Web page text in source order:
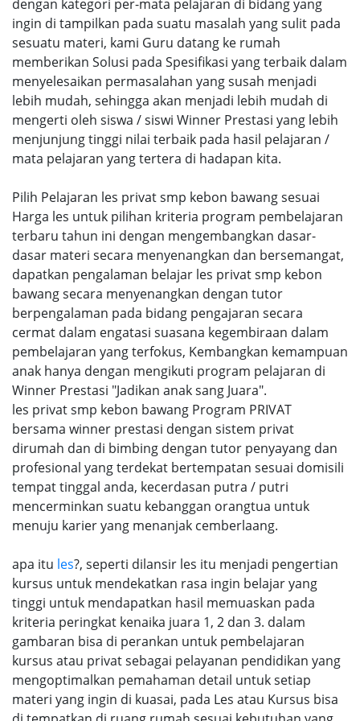
dengan kategori per-mata pelajaran di bidang yang
ingin di tampilkan pada suatu masalah yang sulit pada
sesuatu materi, kami Guru datang ke rumah
memberikan Solusi pada Spesifikasi yang terbaik dalam
menyelesaikan permasalahan yang susah menjadi
lebih mudah, sehingga akan menjadi lebih mudah di
mengerti oleh siswa / siswi Winner Prestasi yang lebih
menjunjung tinggi nilai terbaik pada hasil pelajaran /
mata pelajaran yang tertera di hadapan kita.
Pilih Pelajaran les privat smp kebon bawang sesuai
Harga les untuk pilihan kriteria program pembelajaran
terbaru tahun ini dengan mengembangkan dasar-
dasar materi secara menyenangkan dan bersemangat,
dapatkan pengalaman belajar les privat smp kebon
bawang secara menyenangkan dengan tutor
berpengalaman pada bidang pengajaran secara
cermat dalam engatasi suasana kegembiraan dalam
pembelajaran yang terfokus, Kembangkan kemampuan
anak hanya dengan mengikuti program pelajaran di
Winner Prestasi "Jadikan anak sang Juara".
les privat smp kebon bawang Program PRIVAT
bersama winner prestasi dengan sistem privat
dirumah dan di bimbing dengan tutor penyayang dan
profesional yang terdekat bertempatan sesuai domisili
tempat tinggal anda, kecerdasan putra / putri
mencerminkan suatu kebanggan orangtua untuk
menuju karier yang menanjak cemberlaang.
apa itu les?, seperti dilansir les itu menjadi pengertian
kursus untuk mendekatkan rasa ingin belajar yang
tinggi untuk mendapatkan hasil memuaskan pada
kriteria peringkat kenaika juara 1, 2 dan 3. dalam
gambaran bisa di perankan untuk pembelajaran
kursus atau privat sebagai pelayanan pendidikan yang
mengoptimalkan pemahaman detail untuk setiap
materi yang ingin di kuasai, pada Les atau Kursus bisa